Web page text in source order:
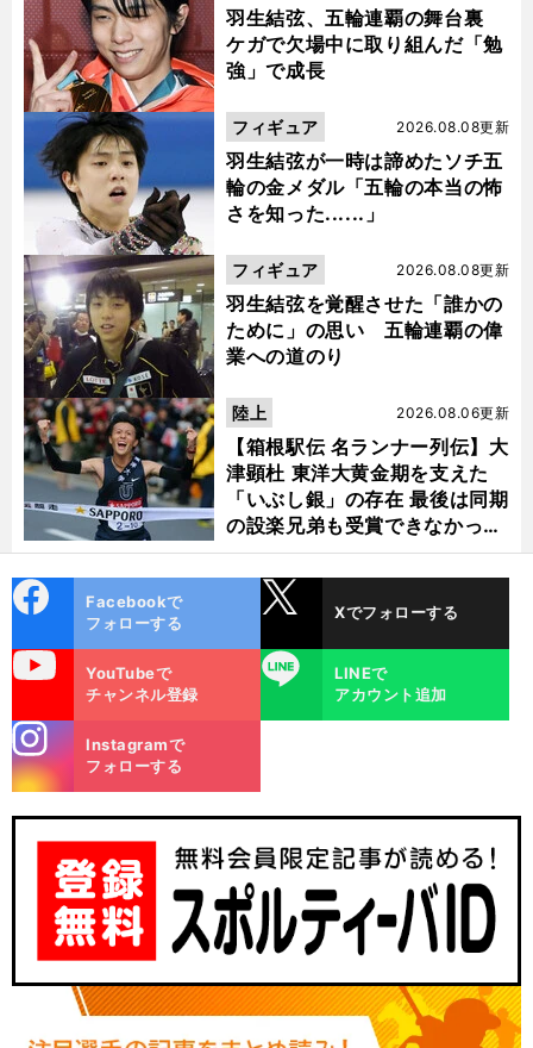
羽生結弦、五輪連覇の舞台裏
ケガで欠場中に取り組んだ「勉
強」で成長
羽生結弦が一時は諦めたソチ五
輪の金メダル「五輪の本当の怖
さを知った......」
2026.08.08更新
フィギュア
羽生結弦を覚醒させた「誰かの
ために」の思い 五輪連覇の偉
業への道のり
2026.08.08更新
フィギュア
【箱根駅伝 名ランナー列伝】大
津顕杜 東洋大黄金期を支えた
「いぶし銀」の存在 最後は同期
の設楽兄弟も受賞できなかった
金栗杯に輝く
2026.08.06更新
陸上
ok
Facebookで
フォローする
Xでフォローする
YouTubeで
チャンネル登録
LINE
LINEで
アカウント追加
m
Instagramで
フォローする